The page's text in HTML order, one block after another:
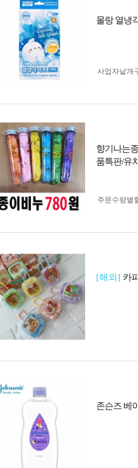
몰랑 열냉
사업자 낱개
향기나는
품특판/유
주문수량별
[해외] 카
존슨즈 베